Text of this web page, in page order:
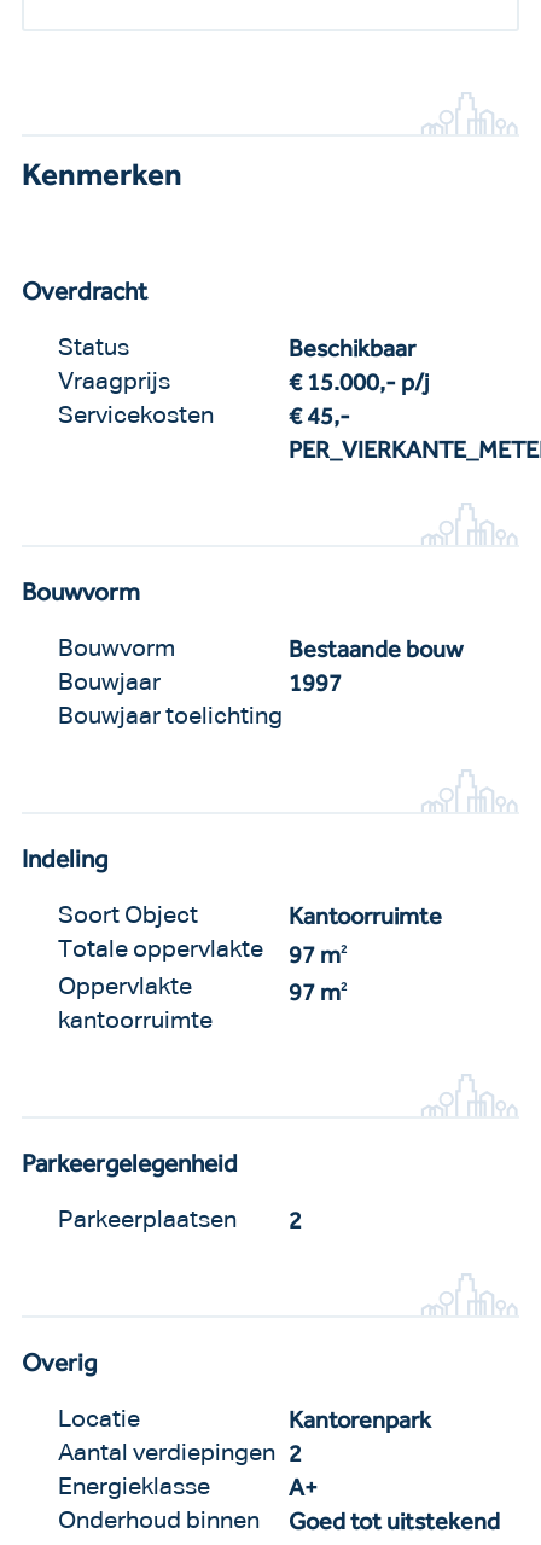
Kenmerken
Overdracht
Status Beschikbaar
Vraagprijs € 15.000,- p/j
Servicekosten
€ 45,-
Bouwvorm
Bouwvorm Bestaande bouw
Bouwjaar 1997
Bouwjaar toelichting
Indeling
Soort Object Kantoorruimte
Totale oppervlakte 97 m2
Oppervlakte
kantoorruimte
97 m2
Parkeergelegenheid
Parkeerplaatsen 2
Overig
Locatie Kantorenpark
Aantal verdiepingen 2
Energieklasse A+
Onderhoud binnen Goed tot uitstekend